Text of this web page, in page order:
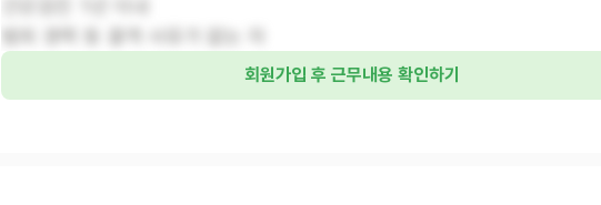
회원가입 후 근무내용 확인하기